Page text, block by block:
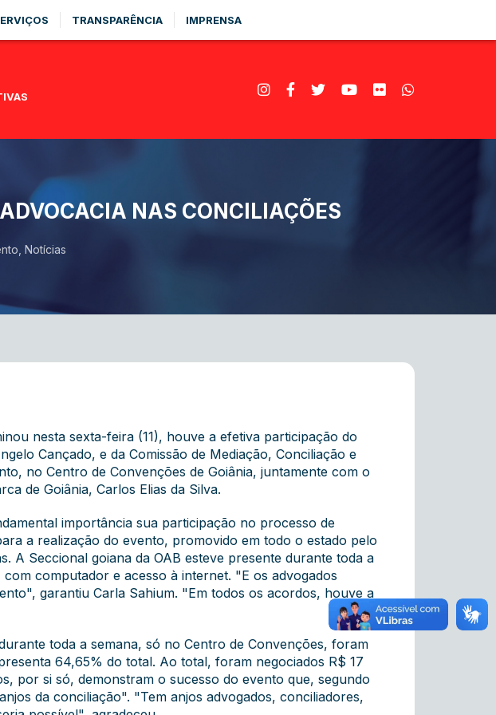
TRANSPARÊNCIA IMPRENSA
NAS CONCILIAÇÕES
Notícias
nesta sexta-feira (11), houve a efetiva participação do
Cançado, e da Comissão de Mediação, Conciliação e
no Centro de Convenções de Goiânia, juntamente com o
de Goiânia, Carlos Elias da Silva.
importância sua participação no processo de
a realização do evento, promovido em todo o estado pelo
A Seccional goiana da OAB esteve presente durante toda a
computador e acesso à internet. "E os advogados
garantiu Carla Sahium. "Em todos os acordos, houve a
toda a semana, só no Centro de Convenções, foram
64,65% do total. Ao total, foram negociados R$ 17
por si só, demonstram o sucesso do evento que, segundo
da conciliação". "Tem anjos advogados, conciliadores,